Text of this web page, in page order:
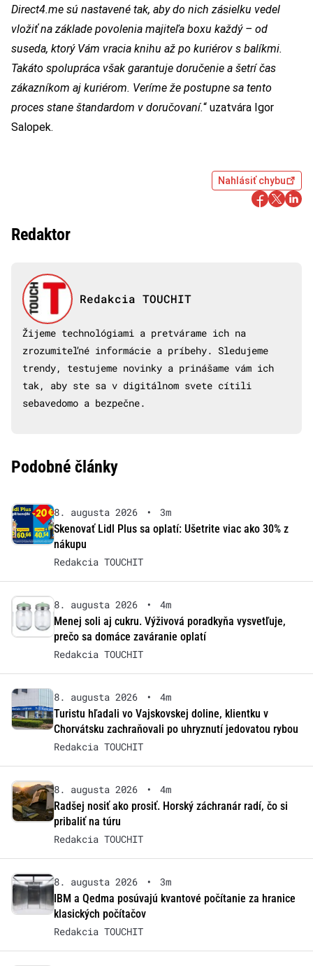
Direct4.me sú nastavené tak, aby do nich zásielku vedel
vložiť na základe povolenia majiteľa boxu každý – od
suseda, ktorý Vám vracia knihu až po kuriérov s balíkmi.
Takáto spolupráca však garantuje doručenie a šetrí čas
zákazníkom aj kuriérom. Veríme že postupne sa tento
proces stane štandardom v doručovaní.“ uzatvára Igor
Salopek.
Nahlásiť chybu
Redaktor
Redakcia TOUCHIT
Žijeme technológiami a pretvárame ich na
zrozumiteľné informácie a príbehy. Sledujeme
trendy, testujeme novinky a prinášame vám ich
tak, aby ste sa v digitálnom svete cítili
sebavedomo a bezpečne.
Podobné články
8. augusta 2026 •
3m
Skenovať Lidl Plus sa oplatí: Ušetrite viac ako 30% z
nákupu
Redakcia TOUCHIT
8. augusta 2026 •
4m
Menej soli aj cukru. Výživová poradkyňa vysvetľuje,
prečo sa domáce zaváranie oplatí
Redakcia TOUCHIT
8. augusta 2026 •
4m
Turistu hľadali vo Vajskovskej doline, klientku v
Chorvátsku zachraňovali po uhryznutí jedovatou rybou
Redakcia TOUCHIT
8. augusta 2026 •
4m
Radšej nosiť ako prosiť. Horský záchranár radí, čo si
pribaliť na túru
Redakcia TOUCHIT
8. augusta 2026 •
3m
IBM a Qedma posúvajú kvantové počítanie za hranice
klasických počítačov
Redakcia TOUCHIT